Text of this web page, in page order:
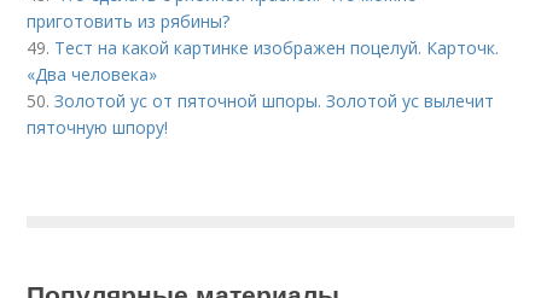
приготовить из рябины?
49. Тест на какой картинке изображен поцелуй. Карточк.
«Два человека»
50.Золотой ус от пяточной шпоры. Золотой ус вылечит
пяточную шпору!